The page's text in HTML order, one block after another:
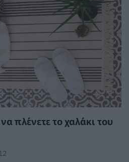
πλένετε το χαλάκι του